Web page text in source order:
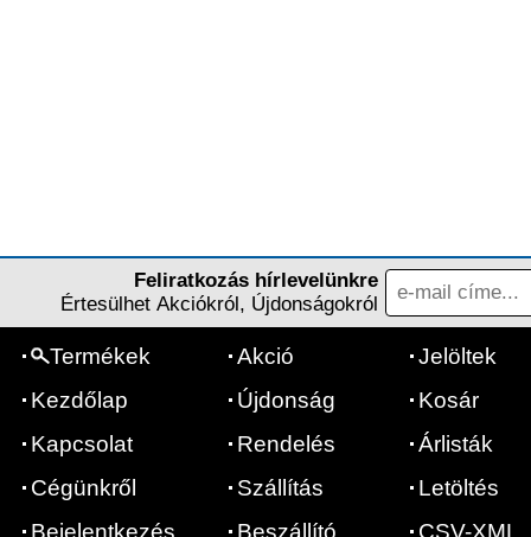
Feliratkozás hírlevelünkre
Értesülhet Akciókról, Újdonságokról
Termékek
Kezdőlap
Kapcsolat
Cégünkről
Bejelentkezés
Akció
Újdonság
Rendelés
Szállítás
Beszállító
Jelöltek
Kosár
Árlisták
Letöltés
CSV-XML